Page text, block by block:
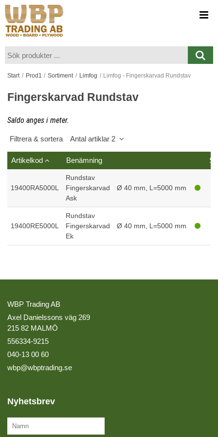
Start / Prod1 / Sortiment / Limfog / Limfog - Fingerskarvad Rundstav
Fingerskarvad Rundstav
Saldo anges i meter.
Filtrera & sortera Antal artiklar 2
Artikelkod Benämning
19400RA5000L
Rundstav
Fingerskarvad
Ask
Ø 40 mm, L=5000 mm
19400RE5000L
Rundstav
Fingerskarvad
Ek
Ø 40 mm, L=5000 mm
WBP Trading AB
Axel Danielssons väg 269
215 82 MALMÖ
556334-9215
040-13 00 60
wbp@wbptrading.se
Nyhetsbrev
Visa varukorgen